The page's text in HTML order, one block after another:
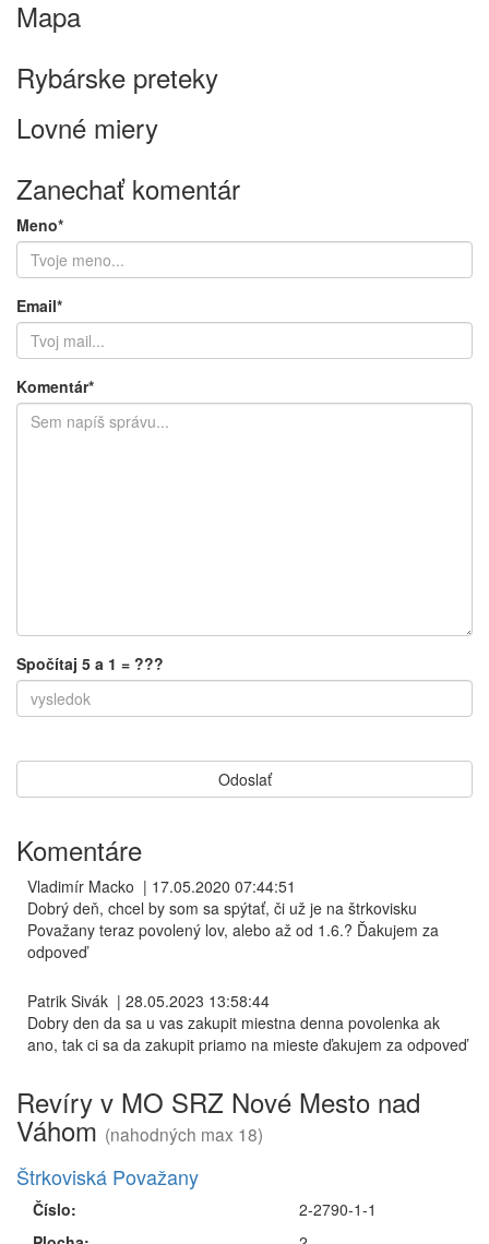
Mapa
Rybárske preteky
Lovné miery
Zanechať komentár
Meno*
Email*
Komentár*
Spočítaj 5 a 1 = ???
Komentáre
Vladimír Macko | 17.05.2020 07:44:51
Dobrý deň, chcel by som sa spýtať, či už je na štrkovisku
Považany teraz povolený lov, alebo až od 1.6.? Ďakujem za
odpoveď
Patrik Sivák | 28.05.2023 13:58:44
Dobry den da sa u vas zakupit miestna denna povolenka ak
ano, tak ci sa da zakupit priamo na mieste ďakujem za odpoveď
Revíry v MO SRZ Nové Mesto nad
Váhom (nahodných max 18)
Štrkoviská Považany
Číslo:
2-2790-1-1